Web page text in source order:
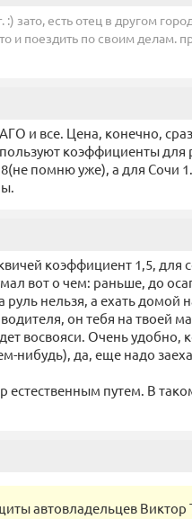
зато, есть отец в другом
и поездить по своим
и все. Цена, конечно,
коэффициенты для
помню уже), а для Сочи
коэффициент 1,5, для
вот о чем: раньше, до
руль нельзя, а ехать домой
он тебя на твоей
восвояси. Очень удобно,
нибудь), да, еще надо
естественным путем. В
автовладельцев Виктор